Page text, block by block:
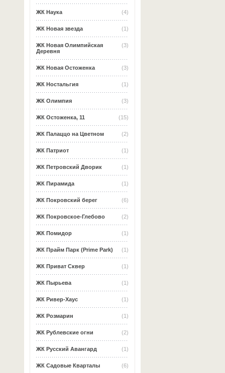
(4)
ЖК Наука
(1)
ЖК Новая звезда
(3)
ЖК Новая Олимпийская
Деревня
(3)
ЖК Новая Остоженка
(1)
ЖК Ностальгия
(3)
ЖК Олимпия
(15)
ЖК Остоженка, 11
(2)
ЖК Палаццо на Цветном
(1)
ЖК Патриот
(1)
ЖК Петровский Дворик
(1)
ЖК Пирамида
(6)
ЖК Покровский берег
(2)
ЖК Покровское-Глебово
(1)
ЖК Помидор
(1)
ЖК Прайм Парк (Prime Park)
(1)
ЖК Приват Сквер
(1)
ЖК Пырьева
(1)
ЖК Ривер-Хаус
(1)
ЖК Розмарин
(2)
ЖК Рублевские огни
(1)
ЖК Русский Авангард
(6)
ЖК Садовые Кварталы